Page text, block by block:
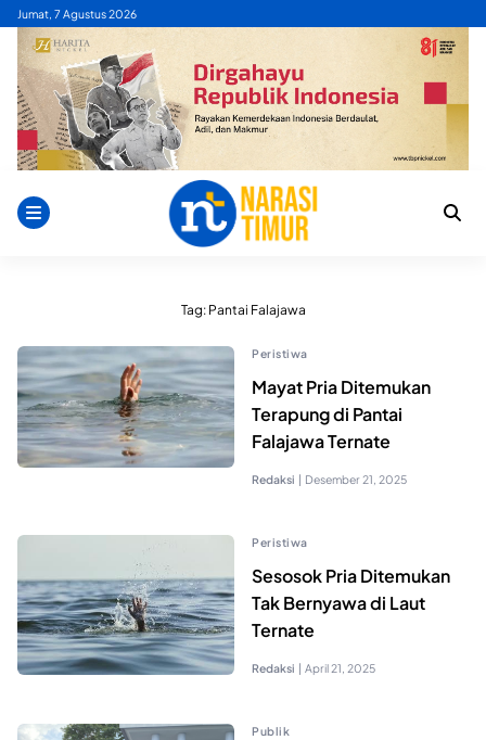
Skip
content
Jumat, 7 Agustus 2026
Tag: Pantai Falajawa
Peristiwa
Mayat Pria Ditemukan
Terapung di Pantai
Falajawa Ternate
Redaksi | Desember 21, 2025
Peristiwa
Sesosok Pria Ditemukan
Tak Bernyawa di Laut
Ternate
Redaksi | April 21, 2025
Publik